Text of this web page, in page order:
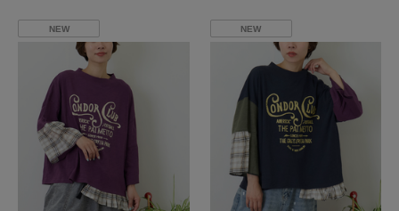
NEW NEW